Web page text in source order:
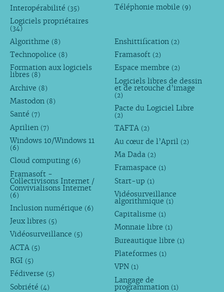
Interopérabilité (35)
Logiciels propriétaires
(34)
Téléphonie mobile (9)
Algorithme (8)
Technopolice (8)
Formation aux logiciels
libres (8)
Archive (8)
Mastodon (8)
Santé (7)
Aprilien (7)
Windows 10/Windows 11
(6)
Cloud computing (6)
Framasoft -
Collectivisons Internet /
Convivialisons Internet
(6)
Inclusion numérique (6)
Jeux libres (5)
Vidéosurveillance (5)
ACTA (5)
RGI (5)
Fédiverse (5)
Sobriété (4)
Enshittification (2)
Framasoft (2)
Espace membre (2)
Logiciels libres de dessin
et de retouche d’image
(2)
Pacte du Logiciel Libre
(2)
TAFTA (2)
Au cœur de l’April (2)
Ma Dada (2)
Framaspace (1)
Start-up (1)
Vidéosurveillance
algorithmique (1)
Capitalisme (1)
Monnaie libre (1)
Bureautique libre (1)
Plateformes (1)
VPN (1)
Langage de
programmation (1)